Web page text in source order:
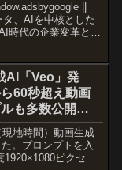
||
タ、AIを中核とした
時代の企業変革と次
AI「Veo」発
60秒超え動画
も多数公開
地時間）動画生成
。プロンプトを入
1920×1080ピクセル